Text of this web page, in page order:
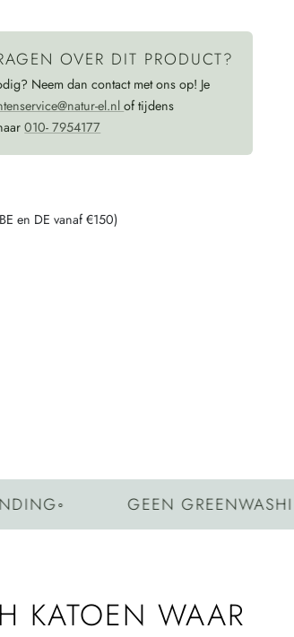
OVER DIT PRODUCT?
Neem dan contact met ons op! Je
el.nlof tijdens
010- 7954177
en DE vanaf €150)
◦ GEEN GREENWASHING◦
KATOEN WAAR